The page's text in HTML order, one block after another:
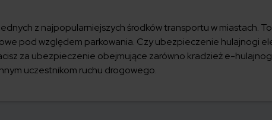
z najpopularniejszych środków transportu w miastach.
pod względem parkowania. Czy ubezpieczenie hulajnogi
za ubezpieczenie obejmujące zarówno kradzież e-
uczestnikom ruchu drogowego.